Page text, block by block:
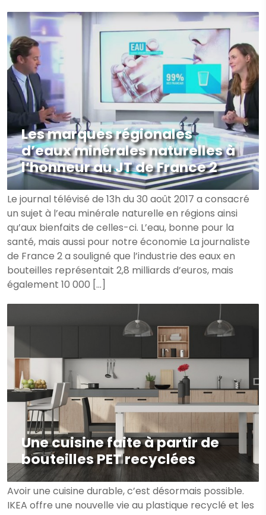
Les marques régionales
d’eaux minérales naturelles à
l’honneur au JT de France 2
Le journal télévisé de 13h du 30 août 2017 a consacré
un sujet à l’eau minérale naturelle en régions ainsi
qu’aux bienfaits de celles-ci. L’eau, bonne pour la
santé, mais aussi pour notre économie La journaliste
de France 2 a souligné que l’industrie des eaux en
bouteilles représentait 2,8 milliards d’euros, mais
également 10 000 […]
Une cuisine faite à partir de
bouteilles PET recyclées
Avoir une cuisine durable, c’est désormais possible.
IKEA offre une nouvelle vie au plastique recyclé et les